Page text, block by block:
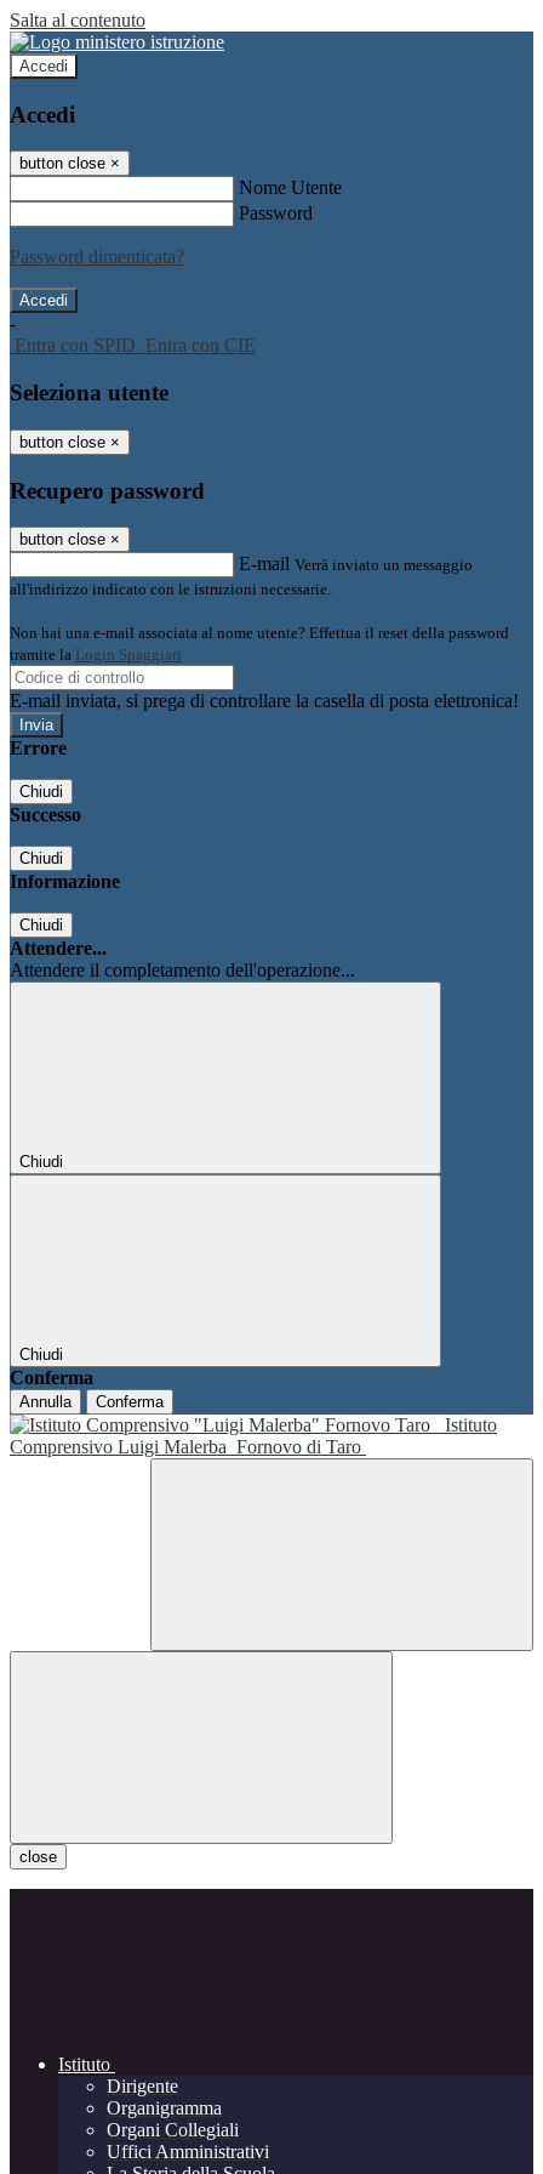
Salta al contenuto
Accedi
Accedi
button close ×
Nome Utente
Password
Password dimenticata?
-
Entra con SPID Entra con CIE
Seleziona utente
button close ×
Recupero password
button close ×
E-mail Verrà inviato un messaggio
all'indirizzo indicato con le istruzioni necessarie.
Non hai una e-mail associata al nome utente? Effettua il reset della password
tramite la Login Spaggiari
E-mail inviata, si prega di controllare la casella di posta elettronica!
Errore
Chiudi
Successo
Chiudi
Informazione
Chiudi
Attendere...
Attendere il completamento dell'operazione...
Chiudi
Chiudi
Conferma
Annulla Conferma
Istituto
Comprensivo Luigi Malerba Fornovo di Taro
close
Istituto
Dirigente
Organigramma
Organi Collegiali
Uffici Amministrativi